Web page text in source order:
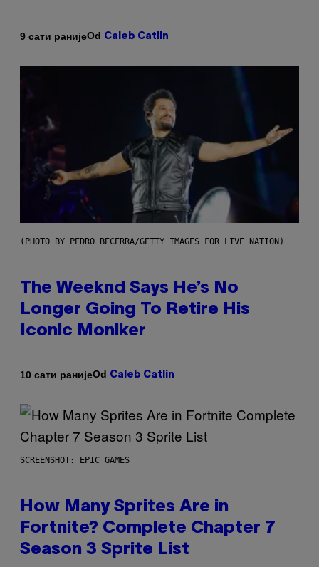
9 сати ранијеOd Caleb Catlin
(PHOTO BY PEDRO BECERRA/GETTY IMAGES FOR LIVE NATION)
The Weeknd Says He’s No
Longer Going To Retire His
Iconic Moniker
10 сати ранијеOd Caleb Catlin
SCREENSHOT: EPIC GAMES
How Many Sprites Are in
Fortnite? Complete Chapter 7
Season 3 Sprite List